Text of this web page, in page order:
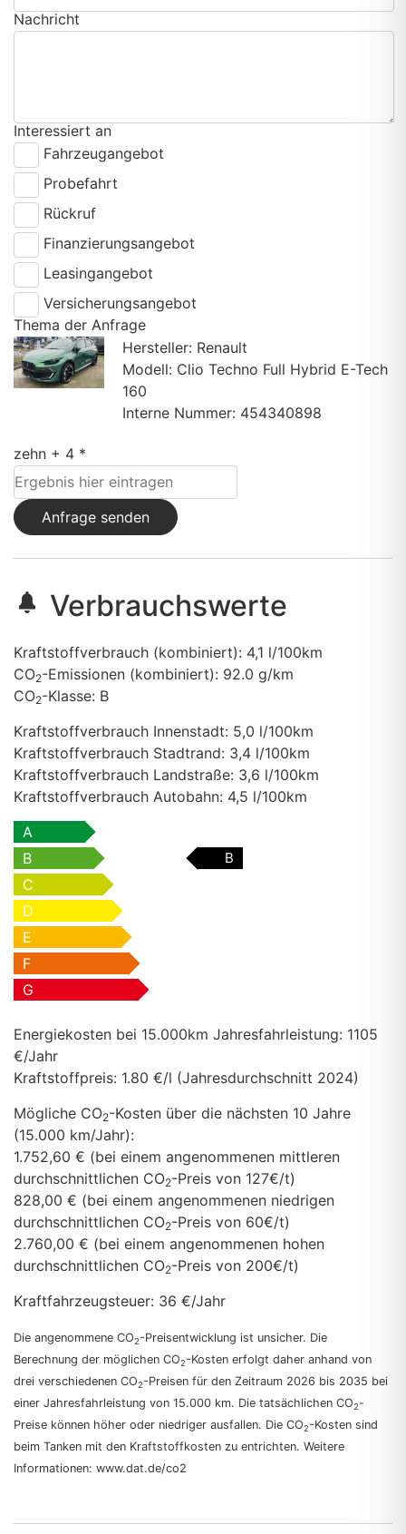
Nachricht
Interessiert an
Fahrzeugangebot
Probefahrt
Rückruf
Finanzierungsangebot
Leasingangebot
Versicherungsangebot
Thema der Anfrage
Hersteller: Renault
Modell: Clio Techno Full Hybrid E-Tech
160
Interne Nummer: 454340898
zehn + 4 *
Anfrage senden
Verbrauchswerte
Kraftstoffverbrauch (kombiniert): 4,1 l/100km
CO2-Emissionen (kombiniert): 92.0 g/km
CO2-Klasse: B
Kraftstoffverbrauch Innenstadt: 5,0 l/100km
Kraftstoffverbrauch Stadtrand: 3,4 l/100km
Kraftstoffverbrauch Landstraße: 3,6 l/100km
Kraftstoffverbrauch Autobahn: 4,5 l/100km
A
B
B
C
D
E
F
G
Energiekosten bei 15.000km Jahresfahrleistung: 1105
€/Jahr
Kraftstoffpreis: 1.80 €/l (Jahresdurchschnitt 2024)
Mögliche CO2-Kosten über die nächsten 10 Jahre
(15.000 km/Jahr):
1.752,60 € (bei einem angenommenen mittleren
durchschnittlichen CO2-Preis von 127€/t)
828,00 € (bei einem angenommenen niedrigen
durchschnittlichen CO2-Preis von 60€/t)
2.760,00 € (bei einem angenommenen hohen
durchschnittlichen CO2-Preis von 200€/t)
Kraftfahrzeugsteuer: 36 €/Jahr
Die angenommene CO2-Preisentwicklung ist unsicher. Die
Berechnung der möglichen CO2-Kosten erfolgt daher anhand von
drei verschiedenen CO2-Preisen für den Zeitraum 2026 bis 2035 bei
einer Jahresfahrleistung von 15.000 km. Die tatsächlichen CO2-
Preise können höher oder niedriger ausfallen. Die CO2-Kosten sind
beim Tanken mit den Kraftstoffkosten zu entrichten. Weitere
Informationen: www.dat.de/co2